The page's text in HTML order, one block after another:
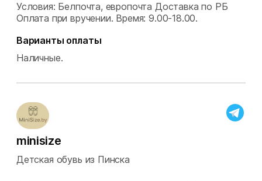
Условия: Белпочта, европочта Доставка по РБ
Оплата при вручении. Время: 9.00-18.00.
Варианты оплаты
Наличные.
minisize
Детская обувь из Пинска